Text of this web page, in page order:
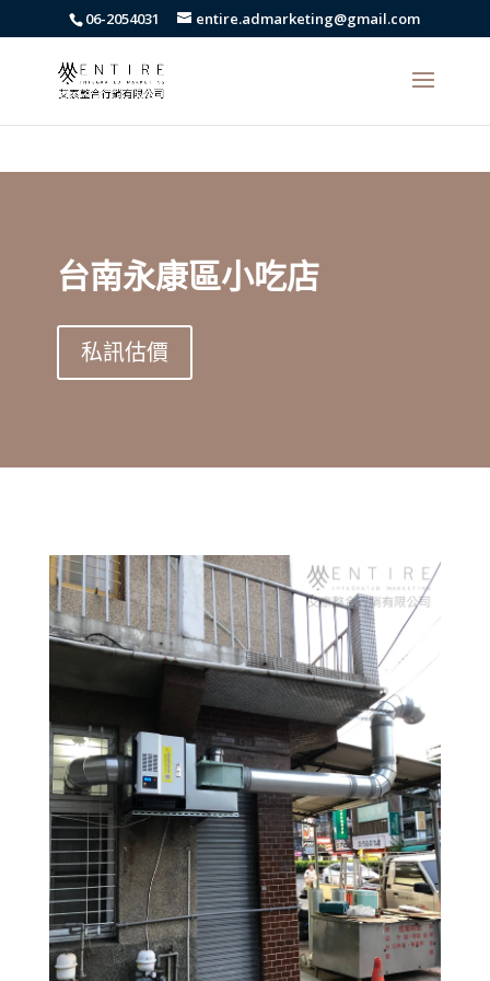
body{font-family: arial,"Microsoft JhengHei","微軟正黑體",sans-serif
!important;}
06-2054031 entire.admarketing@gmail.com
台南永康區小吃店
私訊估價